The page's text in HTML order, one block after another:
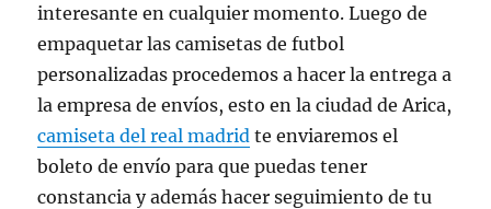
interesante en cualquier momento. Luego de
empaquetar las camisetas de futbol
personalizadas procedemos a hacer la entrega a
la empresa de envíos, esto en la ciudad de Arica,
camiseta del real madrid te enviaremos el
boleto de envío para que puedas tener
constancia y además hacer seguimiento de tu